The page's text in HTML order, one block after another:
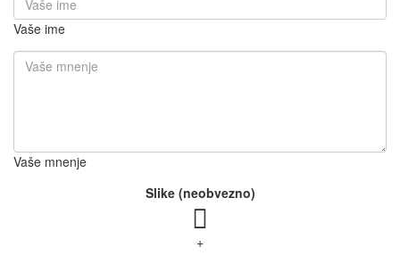
Vaše ime
Vaše mnenje
Slike (neobvezno)
+